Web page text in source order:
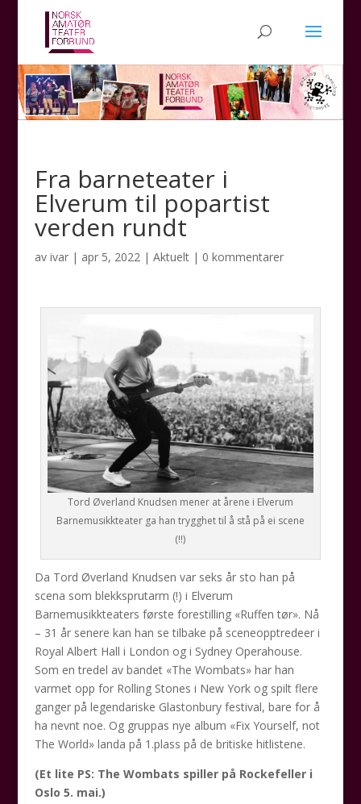
Fra barneteater i
Elverum til popartist
verden rundt
av ivar| apr 5, 2022| Aktuelt| 0 kommentarer
Tord Øverland Knudsen mener at årene i Elverum
Barnemusikkteater ga han trygghet til å stå på ei scene
(!!)
Da Tord Øverland Knudsen var seks år sto han på
scena som blekksprutarm (!) i Elverum
Barnemusikkteaters første forestilling «Ruffen tør». Nå
– 31 år senere kan han se tilbake på sceneopptredeer i
Royal Albert Hall i London og i Sydney Operahouse.
Som en tredel av bandet «The Wombats» har han
varmet opp for Rolling Stones i New York og spilt flere
ganger på legendariske Glastonbury festival, bare for å
ha nevnt noe. Og gruppas nye album «Fix Yourself, not
The World» landa på 1.plass på de britiske hitlistene.
(Et lite PS: The Wombats spiller på Rockefeller i
Oslo 5. mai.)